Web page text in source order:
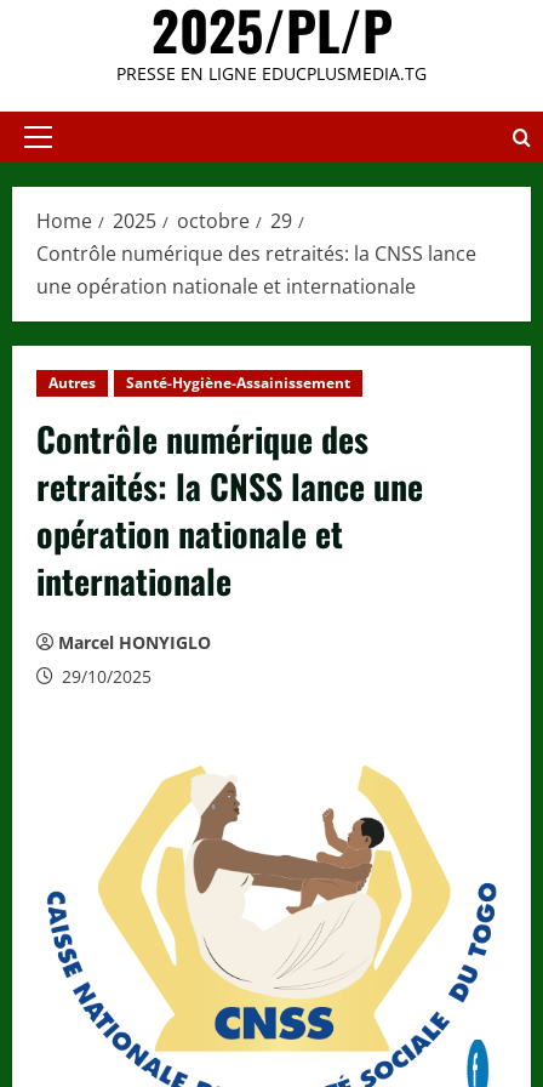
2025/PL/P
PRESSE EN LIGNE EDUCPLUSMEDIA.TG
Primary
Home 2025 octobre
29
Contrôle numérique des retraités: la CNSS lance
une opération nationale et internationale
Autres Santé-Hygiène-Assainissement
Contrôle numérique des
retraités: la CNSS lance une
opération nationale et
internationale
Marcel HONYIGLO
29/10/2025